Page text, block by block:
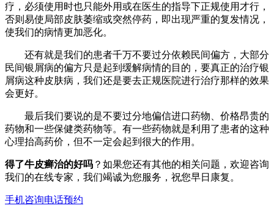
疗，必须使用时也只能外用或在医生的指导下正规使用才行，
否则易使局部皮肤萎缩或突然停药，即出现严重的复发情况，
使我们的病情更加恶化。
还有就是我们的患者千万不要过分依赖民间偏方，大部分
民间银屑病的偏方只是起到缓解病情的目的，要真正的治疗银
屑病这种皮肤病，我们还是要去正规医院进行治疗那样的效果
会更好。
最后我们要说的是不要过分地偏信进口药物、价格昂贵的
药物和一些保健类药物等。有一些药物就是利用了患者的这种
心理抬高药价，但不一定会起到很大的作用。
得了牛皮癣治的好吗 ？如果您还有其他的相关问题，欢迎咨询
我们的在线专家，我们竭诚为您服务，祝您早日康复。
手机咨询电话预约